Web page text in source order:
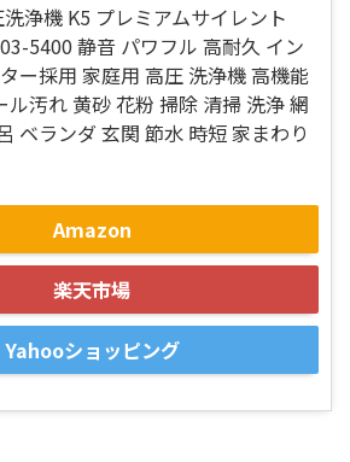
浄機 K5 プレミアムサイレント
5400 静音 パワフル 高耐久 イン
ー採用 家庭用 高圧 洗浄機 高機能
ル汚れ 黄砂 花粉 掃除 清掃 洗浄 網
ベランダ 玄関 節水 時短 家まわり
Amazon
楽天市場
Yahooショッピング